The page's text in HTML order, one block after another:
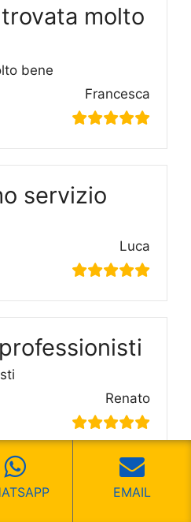
molto
bene
Francesca
servizio
Luca
Renato
Preventivo
EMAIL